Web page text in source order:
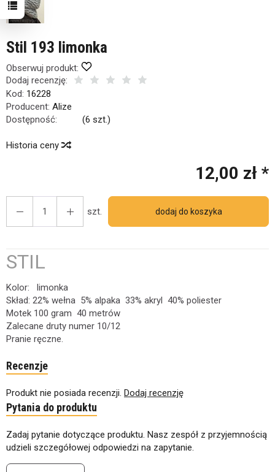
Stil 193 limonka
Obserwuj produkt:
Dodaj recenzję:
Kod: 16228
Producent: Alize
Dostępność:
(6 szt.)
Historia ceny
12,00 zł *
szt. dodaj do koszyka
STIL
Kolor: limonka
Skład: 22% wełna 5% alpaka 33% akryl 40% poliester
Motek 100 gram 40 metrów
Zalecane druty numer 10/12
Pranie ręczne.
Recenzje
Produkt nie posiada recenzji. Dodaj recenzję
Pytania do produktu
Zadaj pytanie dotyczące produktu. Nasz zespół z przyjemnością
udzieli szczegółowej odpowiedzi na zapytanie.